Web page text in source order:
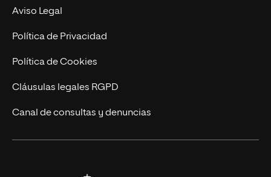
Experto Universitario
Postgrados
Cursos Universitarios
Nuestro Equipo
Trabaja en UNIR
Actualidad
UNIR Revista
Eventos
Aviso Legal
Política de Privacidad
Política de Cookies
Cláusulas legales RGPD
Canal de consultas y denuncias